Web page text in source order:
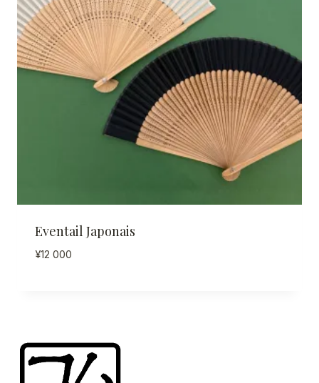
Eventail Japonais
¥12 000